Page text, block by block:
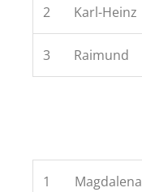
2 Karl-Heinz
3 Raimund
1 Magdalena